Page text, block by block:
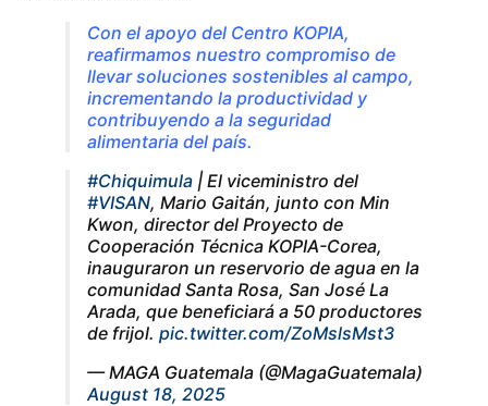
Con el apoyo del Centro KOPIA,
reafirmamos nuestro compromiso de
llevar soluciones sostenibles al campo,
incrementando la productividad y
contribuyendo a la seguridad
alimentaria del país.
#Chiquimula | El viceministro del
#VISAN, Mario Gaitán, junto con Min
Kwon, director del Proyecto de
Cooperación Técnica KOPIA-Corea,
inauguraron un reservorio de agua en la
comunidad Santa Rosa, San José La
Arada, que beneficiará a 50 productores
de frijol. pic.twitter.com/ZoMslsMst3
— MAGA Guatemala (@MagaGuatemala)
August 18, 2025